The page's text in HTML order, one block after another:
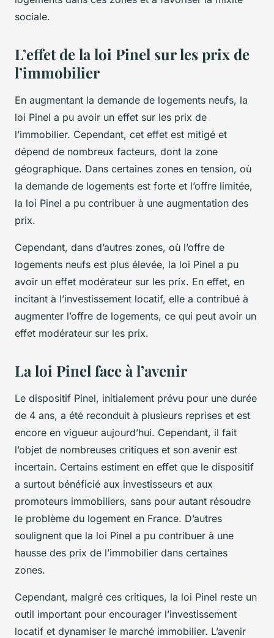
sociale.
L’effet de la loi Pinel sur les prix de
l’immobilier
En augmentant la demande de logements neufs, la
loi Pinel a pu avoir un effet sur les prix de
l’immobilier. Cependant, cet effet est mitigé et
dépend de nombreux facteurs, dont la zone
géographique. Dans certaines zones en tension, où
la demande de logements est forte et l’offre limitée,
la loi Pinel a pu contribuer à une augmentation des
prix.
Cependant, dans d’autres zones, où l’offre de
logements neufs est plus élevée, la loi Pinel a pu
avoir un effet modérateur sur les prix. En effet, en
incitant à l’investissement locatif, elle a contribué à
augmenter l’offre de logements, ce qui peut avoir un
effet modérateur sur les prix.
La loi Pinel face à l’avenir
Le dispositif Pinel, initialement prévu pour une durée
de 4 ans, a été reconduit à plusieurs reprises et est
encore en vigueur aujourd’hui. Cependant, il fait
l’objet de nombreuses critiques et son avenir est
incertain. Certains estiment en effet que le dispositif
a surtout bénéficié aux investisseurs et aux
promoteurs immobiliers, sans pour autant résoudre
le problème du logement en France. D’autres
soulignent que la loi Pinel a pu contribuer à une
hausse des prix de l’immobilier dans certaines
zones.
Cependant, malgré ces critiques, la loi Pinel reste un
outil important pour encourager l’investissement
locatif et dynamiser le marché immobilier. L’avenir